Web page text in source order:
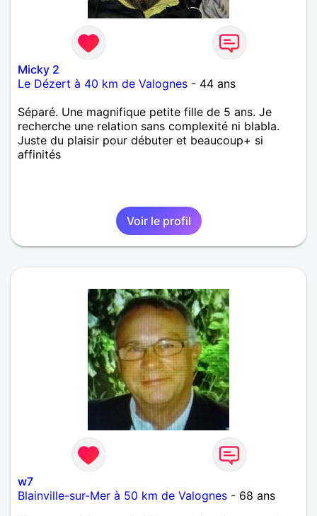
Micky 2
Le Dézert à 40 km de Valognes - 44 ans
Séparé. Une magnifique petite fille de 5 ans. Je
recherche une relation sans complexité ni blabla.
Juste du plaisir pour débuter et beaucoup+ si
affinités
Voir le profil
w7
Blainville-sur-Mer à 50 km de Valognes - 68 ans